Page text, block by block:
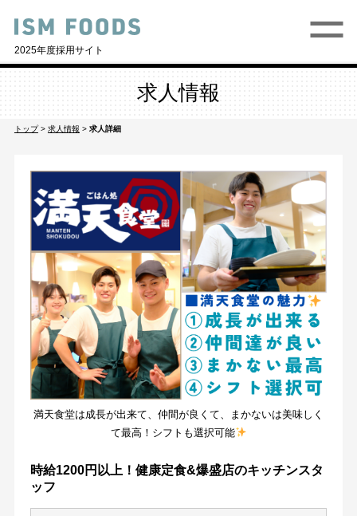
2025年度採用サイト
求人情報
トップ> 求人情報 > 求人詳細
満天食堂は成長が出来て、仲間が良くて、まかないは美味しく
て最高！シフトも選択可能
時給1200円以上！健康定食&爆盛店のキッチンスタ
ッフ